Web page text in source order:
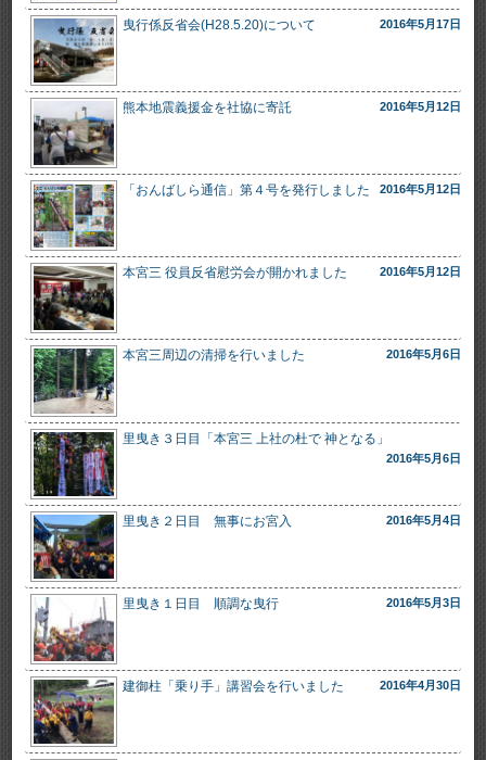
曳行係反省会(H28.5.20)について 2016年5月17日
熊本地震義援金を社協に寄託 2016年5月12日
「おんばしら通信」第４号を発行しました 2016年5月12日
本宮三 役員反省慰労会が開かれました 2016年5月12日
本宮三周辺の清掃を行いました 2016年5月6日
里曳き３日目「本宮三 上社の杜で 神となる」
2016年5月6日
里曳き２日目 無事にお宮入 2016年5月4日
里曳き１日目 順調な曳行 2016年5月3日
建御柱「乗り手」講習会を行いました 2016年4月30日